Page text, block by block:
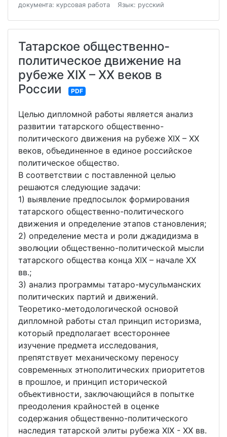
документа: курсовая работа
Язык: русский
Татарское общественно-
политическое движение на
рубеже XIX – XX веков в
России
PDF
Целью дипломной работы является анализ
развитии татарского общественно-
политического движения на рубеже XIX – XX
веков, объединенное в единое российское
политическое общество.
В соответствии с поставленной целью
решаются следующие задачи:
1) выявление предпосылок формирования
татарского общественно-политического
движения и определение этапов становления;
2) определение места и роли джадидизма в
эволюции общественно-политической мысли
татарского общества конца XIX – начале XX
вв.;
3) анализ программы татаро-мусульманских
политических партий и движений.
Теоретико-методологической основой
дипломной работы стал принцип историзма,
который предполагает всестороннее
изучение предмета исследования,
препятствует механическому переносу
современных этнополитических приоритетов
в прошлое, и принцип исторической
объективности, заключающийся в попытке
преодоления крайностей в оценке
содержания общественно-политического
наследия татарской элиты рубежа XIX - XX вв.